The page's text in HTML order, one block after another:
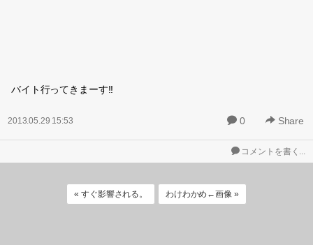
バイト行ってきまーす!!
2013.05.29 15:53 0 Share
コメントを書く...
« すぐ影響される。 わけわかめ←画像 »